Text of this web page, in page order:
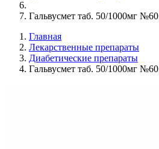
Гальвусмет таб. 50/1000мг №60
Главная
Лекарственные препараты
Диабетические препараты
Гальвусмет таб. 50/1000мг №60